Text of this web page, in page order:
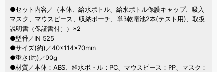
●セット内容／（本体、給水ボトル、給水ボトル保護キャップ、吸入
マスク、マウスピース、収納ポーチ、単3乾電池2本(テスト用)、取扱
説明書（保証書付））×2
●型番／IN 525
●サイズ(約)／40×114×70mm
●重さ(約)／90g
●材質／本体：ABS、給水ボトル：PC、マウスピース：PP、マスク：